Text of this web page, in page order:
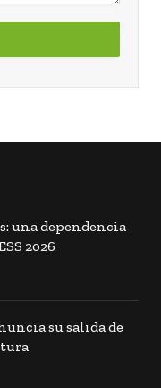
una dependencia
2026
su salida de